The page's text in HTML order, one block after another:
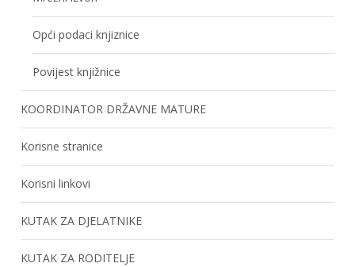
Opći podaci knjiznice
Povijest knjižnice
KOORDINATOR DRŽAVNE MATURE
Korisne stranice
Korisni linkovi
KUTAK ZA DJELATNIKE
KUTAK ZA RODITELJE